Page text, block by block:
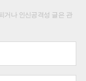
거나 인신공격성 글은 관